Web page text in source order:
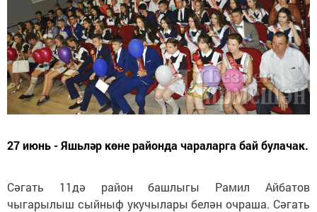
27 июнь - Яшьләр көне районда чараларга бай булачак.
Сәгать 11дә район башлыгы Рамил Айбатов
чыгарылыш сыйныф укучылары белән очраша. Сәгать